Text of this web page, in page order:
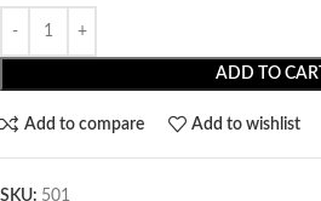
ADD TO CART
Add to compare Add to wishlist
SKU: 501